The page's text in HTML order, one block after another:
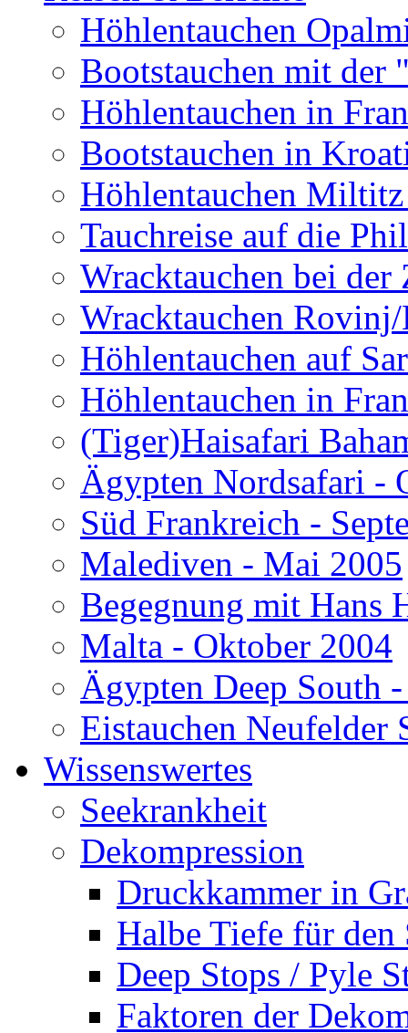
Höhlentauchen
Bootstauchen mit
Höhlentauchen in
Bootstauchen in
Höhlentauchen
Tauchreise auf die
Wracktauchen bei der
Wracktauchen
Höhlentauchen auf
Höhlentauchen in
(Tiger)Haisafari
Ägypten Nordsafari -
Süd Frankreich -
Malediven - Mai 2005
Begegnung mit Hans
Malta - Oktober 2004
Ägypten Deep South
Eistauchen Neufelder
Wissenswertes
Seekrankheit
Dekompression
Druckkammer in
Halbe Tiefe für den
Deep Stops / Pyle
Faktoren der